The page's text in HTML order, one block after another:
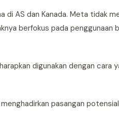
AS dan Kanada. Meta tidak
berfokus pada penggunaan
digunakan dengan cara
pasangan